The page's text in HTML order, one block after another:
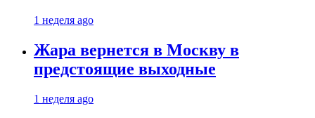
1 неделя ago
Жара вернется в Москву в
предстоящие выходные
1 неделя ago